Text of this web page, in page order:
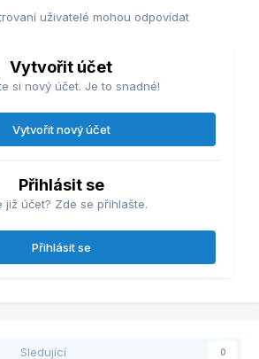
uživatelé mohou odpovídat
Vytvořit účet
si nový účet. Je to snadné!
Vytvořit nový účet
Přihlásit se
již účet? Zde se přihlašte.
Přihlásit se
Sledující 0